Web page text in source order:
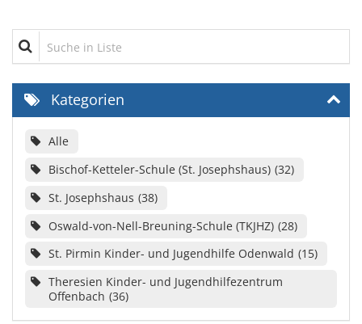
Suche in Liste
Kategorien
Alle
Bischof-Ketteler-Schule (St. Josephshaus) 32
St. Josephshaus 38
Oswald-von-Nell-Breuning-Schule (TKJHZ) 28
St. Pirmin Kinder- und Jugendhilfe Odenwald 15
Theresien Kinder- und Jugendhilfezentrum
Offenbach 36